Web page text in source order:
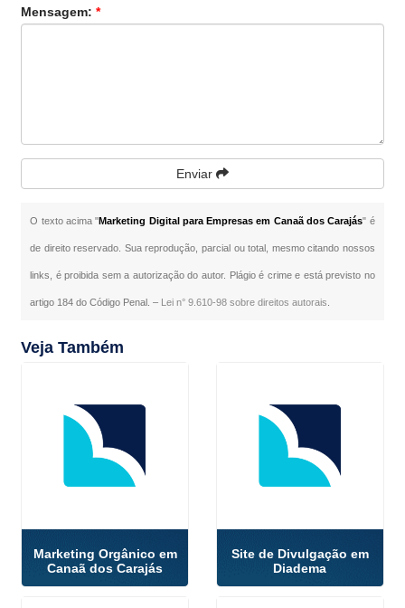
Mensagem:*
Enviar
O texto acima "Marketing Digital para Empresas em Canaã dos Carajás" é
de direito reservado. Sua reprodução, parcial ou total, mesmo citando nossos
links, é proibida sem a autorização do autor. Plágio é crime e está previsto no
artigo 184 do Código Penal. – Lei n° 9.610-98 sobre direitos autorais
Veja Também
Marketing Orgânico em
Canaã dos Carajás
Site de Divulgação em
Diadema